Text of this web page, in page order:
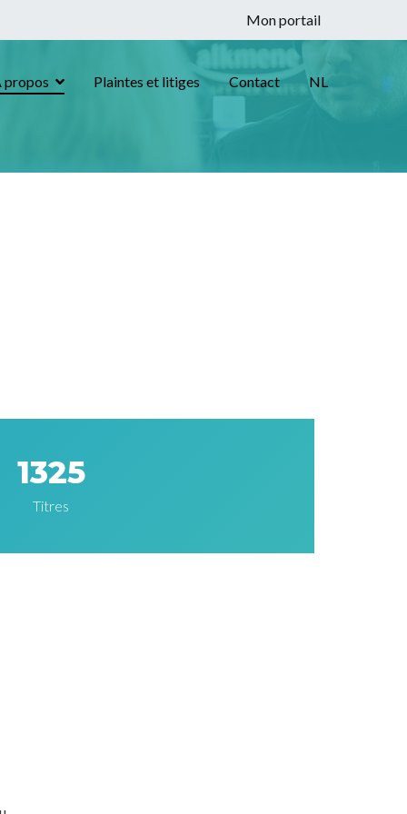
Mon portail
propos Plaintes et litiges Contact NL
1325
Titres